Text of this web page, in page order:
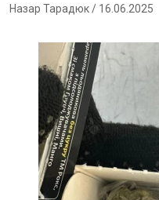
Назар Тарадюк/ 16.06.2025